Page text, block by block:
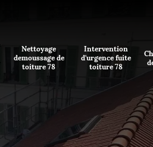
Nettoyage
demoussage de
toiture 78
Intervention
d'urgence fuite
toiture 78